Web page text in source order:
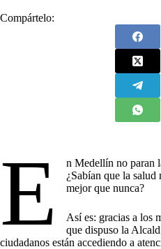
Compártelo:
E
n Medellín no paran
¿Sabían que la salud
mejor que nunca?
Así es: gracias a los
que dispuso la
ciudadanos están accediendo a